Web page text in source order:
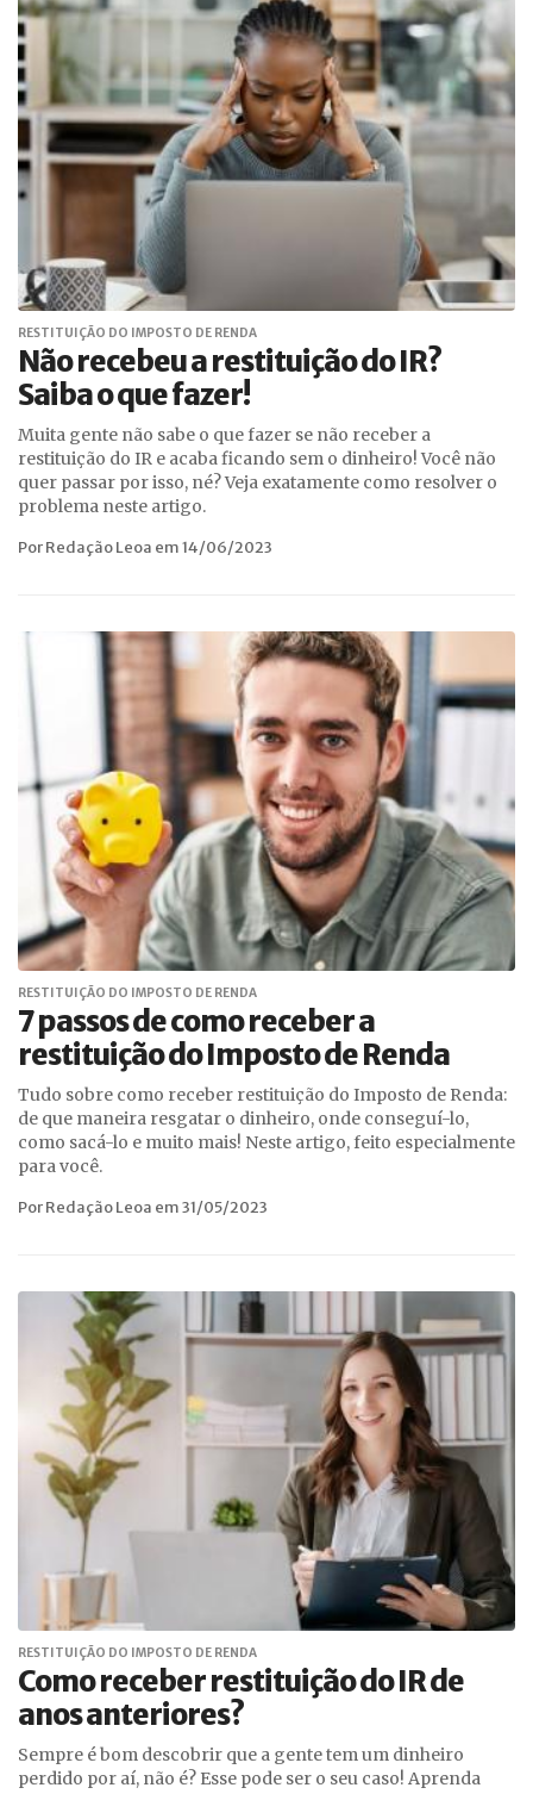
RESTITUIÇÃO DO IMPOSTO DE RENDA
Não recebeu a restituição do IR?
Saiba o que fazer!
Muita gente não sabe o que fazer se não receber a
restituição do IR e acaba ficando sem o dinheiro! Você não
quer passar por isso, né? Veja exatamente como resolver o
problema neste artigo.
Por Redação Leoa em 14/06/2023
RESTITUIÇÃO DO IMPOSTO DE RENDA
7 passos de como receber a
restituição do Imposto de Renda
Tudo sobre como receber restituição do Imposto de Renda:
de que maneira resgatar o dinheiro, onde conseguí-lo,
como sacá-lo e muito mais! Neste artigo, feito especialmente
para você.
Por Redação Leoa em 31/05/2023
RESTITUIÇÃO DO IMPOSTO DE RENDA
Como receber restituição do IR de
anos anteriores?
Sempre é bom descobrir que a gente tem um dinheiro
perdido por aí, não é? Esse pode ser o seu caso! Aprenda